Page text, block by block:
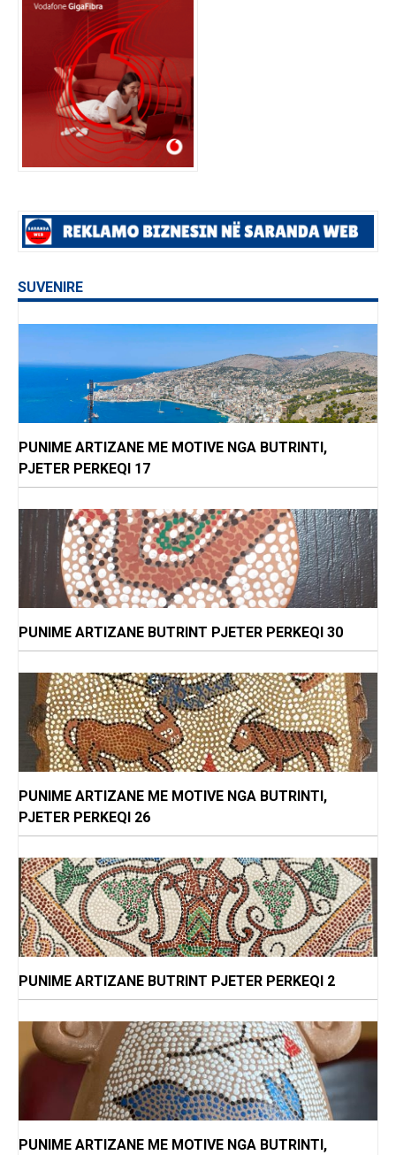
SUVENIRE
PUNIME ARTIZANE ME MOTIVE NGA BUTRINTI,
PJETER PERKEQI 17
PUNIME ARTIZANE BUTRINT PJETER PERKEQI 30
PUNIME ARTIZANE ME MOTIVE NGA BUTRINTI,
PJETER PERKEQI 26
PUNIME ARTIZANE BUTRINT PJETER PERKEQI 2
PUNIME ARTIZANE ME MOTIVE NGA BUTRINTI,